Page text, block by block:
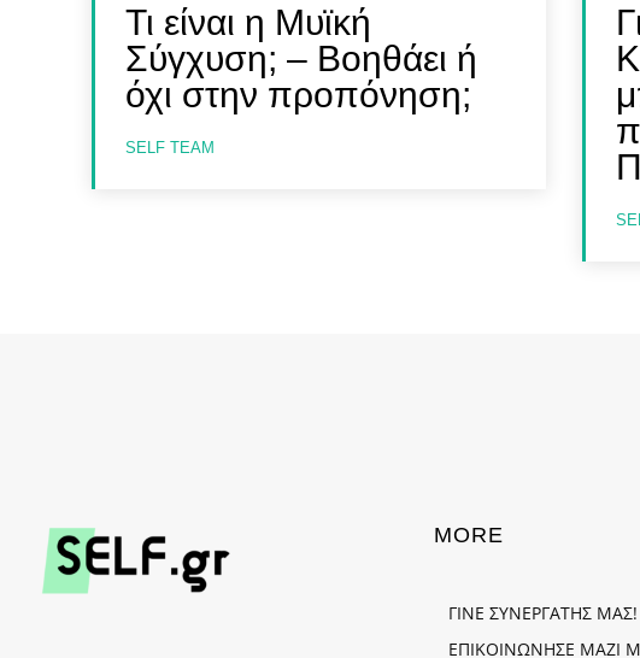
Τι είναι η Μυϊκή
Σύγχυση; – Βοηθάει ή
όχι στην προπόνηση;
SELF TEAM
MORE
ΓΙΝΕ ΣΥΝΕΡΓΑΤΗΣ ΜΑΣ!
ΕΠΙΚΟΙΝΩΝΗΣΕ ΜΑΖΙ